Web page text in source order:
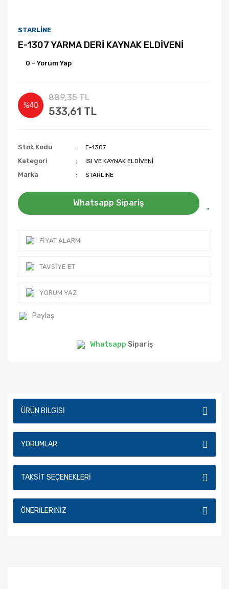
STARLİNE
E-1307 YARMA DERİ KAYNAK ELDİVENİ
0 - Yorum Yap
%40
889,35 TL
533,61 TL
Stok Kodu E-1307
Kategori ISI VE KAYNAK ELDİVENİ
Marka STARLİNE
Whatsapp Sipariş
FIYAT ALARMI
TAVSIYE ET
YORUM YAZ
Paylaş
Whatsapp Sipariş
ÜRÜN BILGISI
YORUMLAR
TAKSIT SEÇENEKLERI
ÖNERILERINIZ